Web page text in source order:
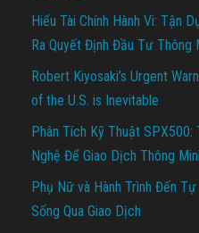
Hiểu Tài Chính Hành Vi: Tận
Ra Quyết Định Đầu Tư Thông
Robert Kiyosaki’s Urgent
of the U.S. is Inevitable
Phân Tích Kỹ Thuật
Nghệ Để Giao Dịch Thông
Phụ Nữ và Hành Trình Đến
Sống Qua Giao Dịch